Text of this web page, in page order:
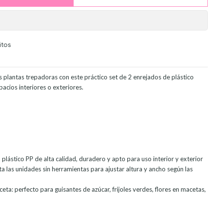
plantas trepadoras con este práctico set de 2 enrejados de plástico
interiores o exteriores.
PP de alta calidad, duradero y apto para uso interior y exterior
las unidades sin herramientas para ajustar altura y ancho según las
perfecto para guisantes de azúcar, frijoles verdes, flores en macetas,